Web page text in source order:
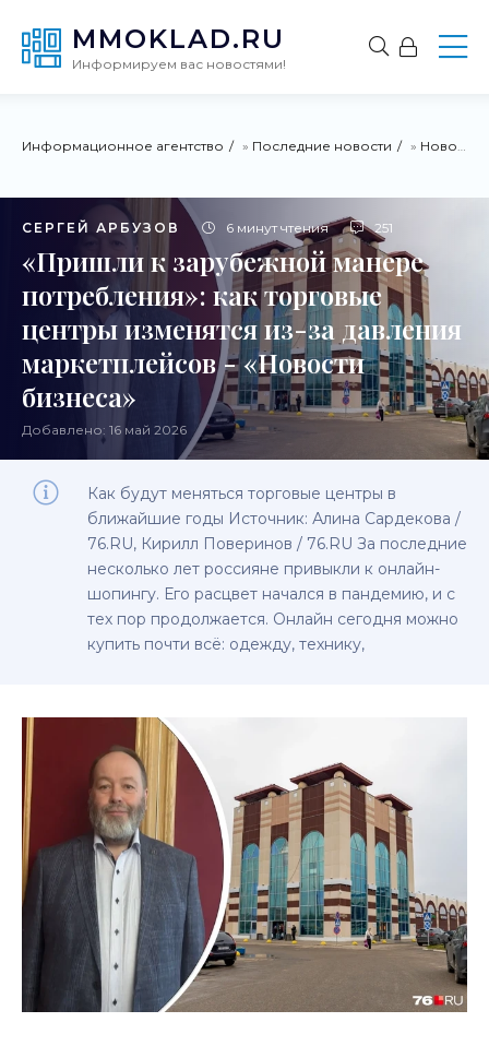
MMOKLAD.RU
Информируем вас новостями!
Информационное агентство » Последние новости » Новости России
СЕРГЕЙ АРБУЗОВ 6 минут чтения 251
«Пришли к зарубежной манере
потребления»: как торговые
центры изменятся из-за давления
маркетплейсов - «Новости
бизнеса»
Добавлено: 16 май 2026
Как будут меняться торговые центры в
ближайшие годы Источник: Алина Сардекова /
76.RU, Кирилл Поверинов / 76.RU За последние
несколько лет россияне привыкли к онлайн-
шопингу. Его расцвет начался в пандемию, и с
тех пор продолжается. Онлайн сегодня можно
купить почти всё: одежду, технику,